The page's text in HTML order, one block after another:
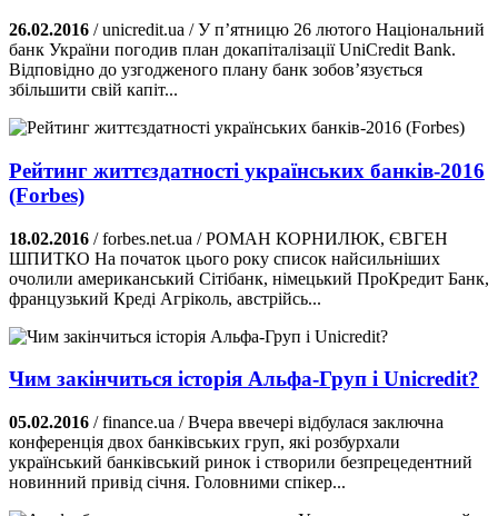
26.02.2016 / unicredit.ua / У п’ятницю 26 лютого Національний
банк України погодив план докапіталізації UniCredit Bank.
Відповідно до узгодженого плану банк зобов’язується
збільшити свій капіт...
Рейтинг життєздатності українських банків-2016
(Forbes)
18.02.2016 / forbes.net.ua / РОМАН КОРНИЛЮК, ЄВГЕН
ШПИТКО На початок цього року список найсильніших
очолили американський Сітібанк, німецький ПроКредит Банк,
французький Креді Агріколь, австрійсь...
Чим закінчиться історія Альфа-Груп і Unicredit?
05.02.2016 / finance.ua / Вчера ввечері відбулася заключна
конференція двох банківських груп, які розбурхали
український банківський ринок і створили безпрецедентний
новинний привід січня. Головними спікер...